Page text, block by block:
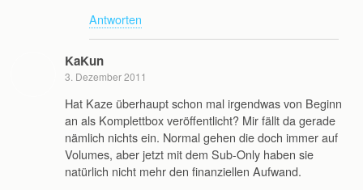
Antworten
KaKun
3. Dezember 2011
Hat Kaze überhaupt schon mal irgendwas von Beginn
an als Komplettbox veröffentlicht? Mir fällt da gerade
nämlich nichts ein. Normal gehen die doch immer auf
Volumes, aber jetzt mit dem Sub-Only haben sie
natürlich nicht mehr den finanziellen Aufwand.